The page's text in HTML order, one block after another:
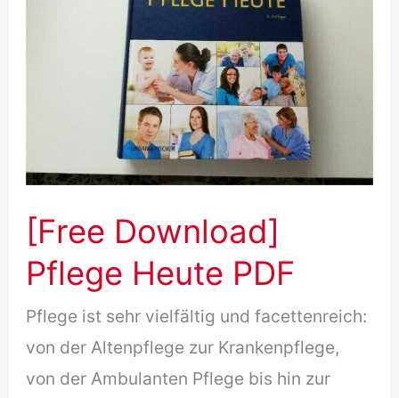
[Free Download]
Pflege Heute PDF
Pflege ist sehr vielfältig und facettenreich:
von der Altenpflege zur Krankenpflege,
von der Ambulanten Pflege bis hin zur